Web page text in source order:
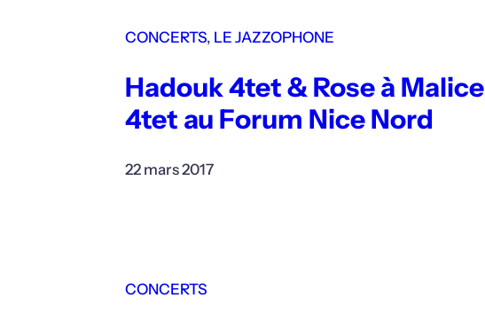
CONCERTS, LE JAZZOPHONE
Hadouk 4tet & Rose à Malice
4tet au Forum Nice Nord
22 mars 2017
CONCERTS